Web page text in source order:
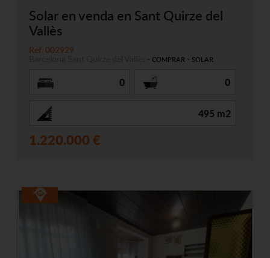
Solar en venda en Sant Quirze del
Vallès
Ref. 002929
- COMPRAR - SOLAR
0 0
495 m2
1.220.000 €